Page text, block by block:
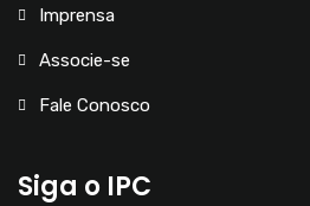
Imprensa
Associe-se
Fale Conosco
Siga o IPC